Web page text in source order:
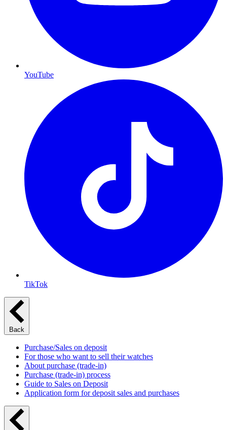
YouTube
TikTok
Back
Purchase/Sales on deposit
For those who want to sell their watches
About purchase (trade-in)
Purchase (trade-in) process
Guide to Sales on Deposit
Application form for deposit sales and purchases